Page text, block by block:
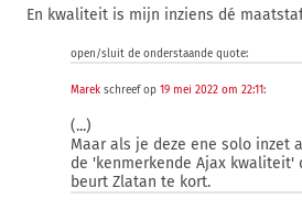
En kwaliteit is mijn inziens dé
open/sluit de onderstaande quote:
Marek schreef op 19 mei 2022 om 22:11:
(...)
Maar als je deze ene solo inzet
de 'kenmerkende Ajax kwaliteit'
beurt Zlatan te kort.